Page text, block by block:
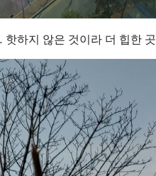
하지 않은 것이라 더 힙한